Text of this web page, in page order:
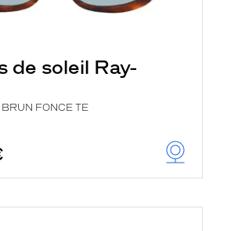
de soleil Ray-
FONCE TE